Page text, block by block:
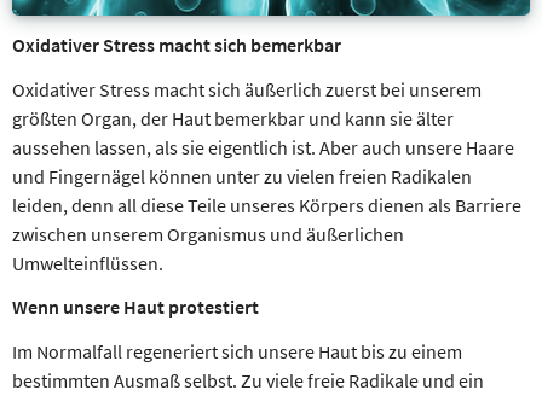
Oxidativer Stress macht sich bemerkbar
Oxidativer Stress macht sich äußerlich zuerst bei unserem
größten Organ, der Haut bemerkbar und kann sie älter
aussehen lassen, als sie eigentlich ist. Aber auch unsere Haare
und Fingernägel können unter zu vielen freien Radikalen
leiden, denn all diese Teile unseres Körpers dienen als Barriere
zwischen unserem Organismus und äußerlichen
Umwelteinflüssen.
Wenn unsere Haut protestiert
Im Normalfall regeneriert sich unsere Haut bis zu einem
bestimmten Ausmaß selbst. Zu viele freie Radikale und ein